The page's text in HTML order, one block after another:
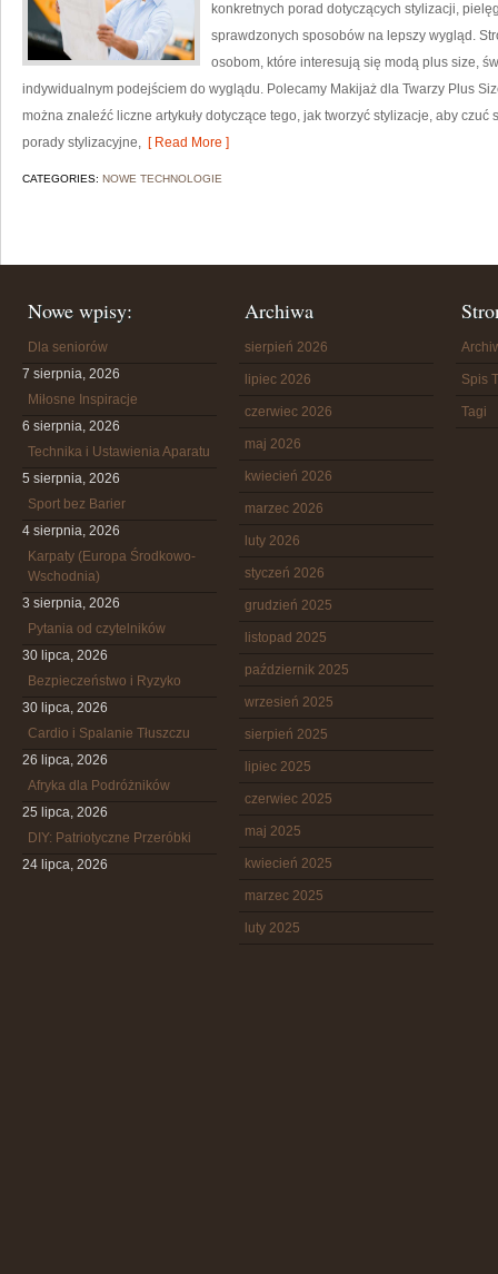
konkretnych porad dotyczących stylizacji,
sprawdzonych sposobów na lepszy wygląd.
osobom, które interesują się modą plus size,
indywidualnym podejściem do wyglądu. Polecamy Makijaż dla Twarzy Plus
można znaleźć liczne artykuły dotyczące tego, jak tworzyć stylizacje, aby
porady stylizacyjne, [ Read More ]
CATEGORIES: NOWE TECHNOLOGIE
Nowe wpisy:
Dla seniorów
7 sierpnia, 2026
Miłosne Inspiracje
6 sierpnia, 2026
Technika i Ustawienia Aparatu
5 sierpnia, 2026
Sport bez Barier
4 sierpnia, 2026
Karpaty (Europa Środkowo-
Wschodnia)
3 sierpnia, 2026
Pytania od czytelników
30 lipca, 2026
Bezpieczeństwo i Ryzyko
30 lipca, 2026
Cardio i Spalanie Tłuszczu
26 lipca, 2026
Afryka dla Podróżników
25 lipca, 2026
DIY: Patriotyczne Przeróbki
24 lipca, 2026
Archiwa
sierpień 2026
lipiec 2026
czerwiec 2026
maj 2026
kwiecień 2026
marzec 2026
luty 2026
styczeń 2026
grudzień 2025
listopad 2025
październik 2025
wrzesień 2025
sierpień 2025
lipiec 2025
czerwiec 2025
maj 2025
kwiecień 2025
marzec 2025
luty 2025
Spis
Tagi